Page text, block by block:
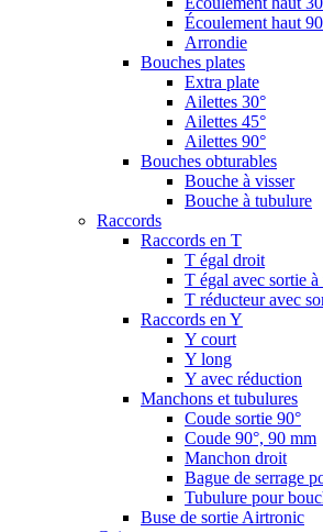
Écoulement haut
Arrondie
Bouches plates
Extra plate
Ailettes 30°
Ailettes 45°
Ailettes 90°
Bouches obturables
Bouche à visser
Bouche à tubulure
Raccords
Raccords en T
T égal droit
T égal avec sortie à
T réducteur avec
Raccords en Y
Y court
Y long
Y avec réduction
Manchons et tubulures
Coude sortie 90°
Coude 90°, 90 mm
Manchon droit
Bague de serrage
Tubulure pour
Buse de sortie Airtronic